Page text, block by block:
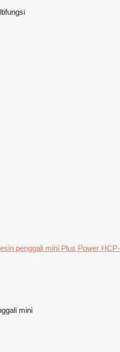
penggali mini Plus Power HCP-
mini